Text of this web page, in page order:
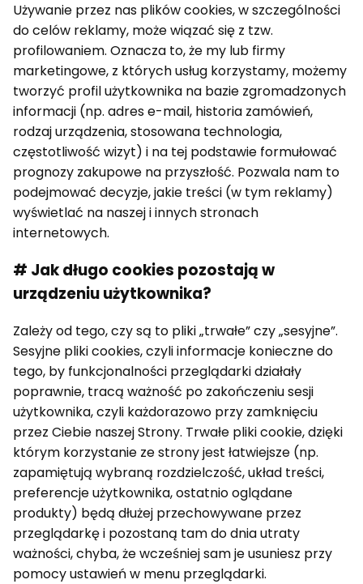
Używanie przez nas plików cookies, w szczególności
do celów reklamy, może wiązać się z tzw.
profilowaniem. Oznacza to, że my lub firmy
marketingowe, z których usług korzystamy, możemy
tworzyć profil użytkownika na bazie zgromadzonych
informacji (np. adres e-mail, historia zamówień,
rodzaj urządzenia, stosowana technologia,
częstotliwość wizyt) i na tej podstawie formułować
prognozy zakupowe na przyszłość. Pozwala nam to
podejmować decyzje, jakie treści (w tym reklamy)
wyświetlać na naszej i innych stronach
internetowych.
# Jak długo cookies pozostają w
urządzeniu użytkownika?
Zależy od tego, czy są to pliki „trwałe” czy „sesyjne”.
Sesyjne pliki cookies, czyli informacje konieczne do
tego, by funkcjonalności przeglądarki działały
poprawnie, tracą ważność po zakończeniu sesji
użytkownika, czyli każdorazowo przy zamknięciu
przez Ciebie naszej Strony. Trwałe pliki cookie, dzięki
którym korzystanie ze strony jest łatwiejsze (np.
zapamiętują wybraną rozdzielczość, układ treści,
preferencje użytkownika, ostatnio oglądane
produkty) będą dłużej przechowywane przez
przeglądarkę i pozostaną tam do dnia utraty
ważności, chyba, że wcześniej sam je usuniesz przy
pomocy ustawień w menu przeglądarki.